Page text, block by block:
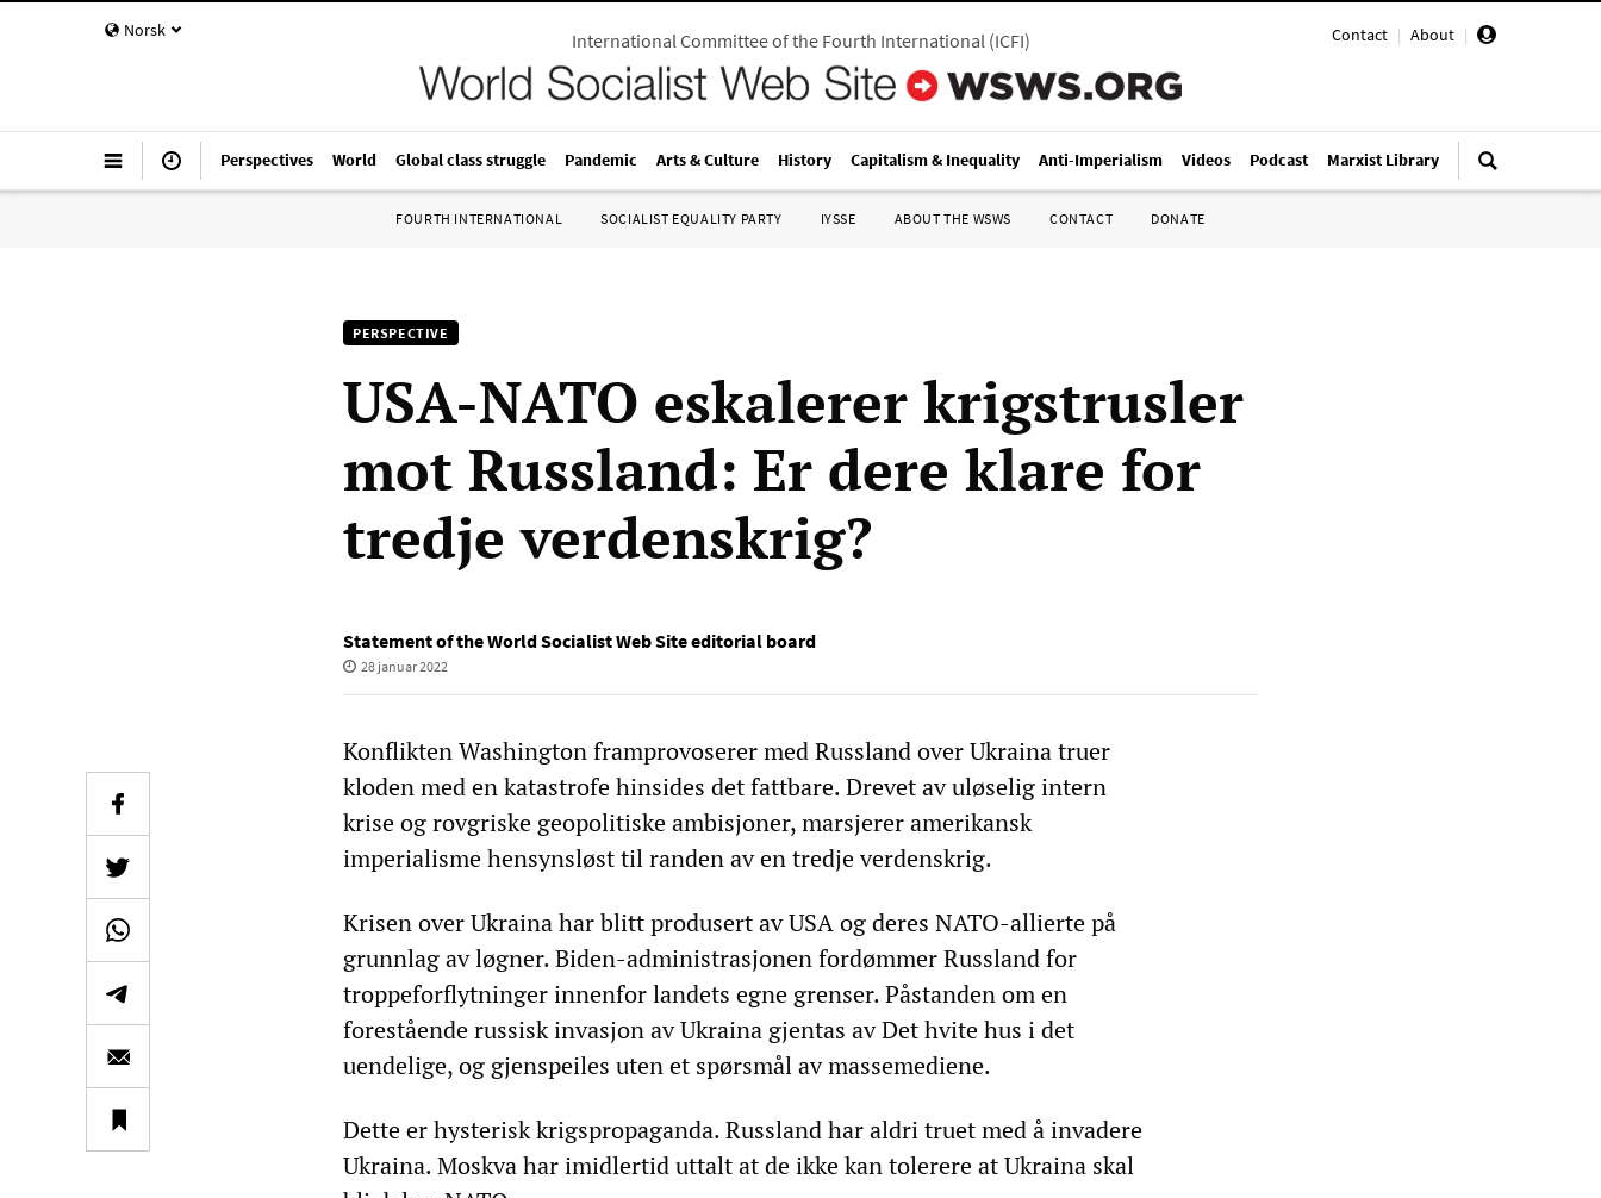
Norsk Contact | About |
International Committee of the Fourth International(ICFI)
Perspectives World Global class struggle Pandemic Arts & Culture History Capitalism & Inequality Anti-Imperialism Videos Podcast Marxist Library
FOURTH INTERNATIONAL SOCIALIST EQUALITY PARTY IYSSE ABOUT THE WSWS CONTACT DONATE
PERSPECTIVE
USA-NATO eskalerer krigstrusler
mot Russland: Er dere klare for
tredje verdenskrig?
Statement of the World Socialist Web Site editorial board
28 januar 2022
Konflikten Washington framprovoserer med Russland over Ukraina truer
kloden med en katastrofe hinsides det fattbare. Drevet av uløselig intern
krise og rovgriske geopolitiske ambisjoner, marsjerer amerikansk
imperialisme hensynsløst til randen av en tredje verdenskrig.
Krisen over Ukraina har blitt produsert av USA og deres NATO-allierte på
grunnlag av løgner. Biden-administrasjonen fordømmer Russland for
troppeforflytninger innenfor landets egne grenser. Påstanden om en
forestående russisk invasjon av Ukraina gjentas av Det hvite hus i det
uendelige, og gjenspeiles uten et spørsmål av massemediene.
Dette er hysterisk krigspropaganda. Russland har aldri truet med å invadere
Ukraina. Moskva har imidlertid uttalt at de ikke kan tolerere at Ukraina skal